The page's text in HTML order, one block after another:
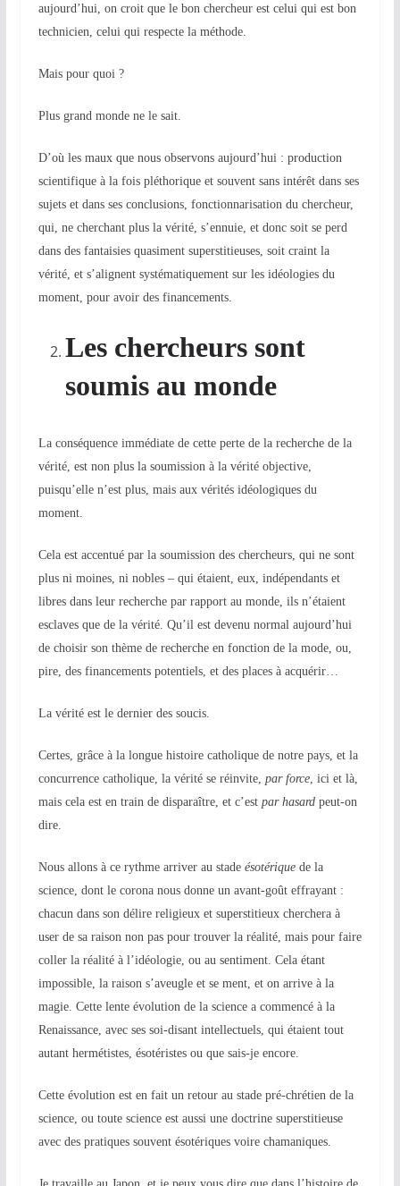
aujourd’hui, on croit que le bon chercheur est celui qui est bon
technicien, celui qui respecte la méthode.
Mais pour quoi ?
Plus grand monde ne le sait.
D’où les maux que nous observons aujourd’hui : production
scientifique à la fois pléthorique et souvent sans intérêt dans ses
sujets et dans ses conclusions, fonctionnarisation du chercheur,
qui, ne cherchant plus la vérité, s’ennuie, et donc soit se perd
dans des fantaisies quasiment superstitieuses, soit craint la
vérité, et s’alignent systématiquement sur les idéologies du
moment, pour avoir des financements.
Les chercheurs sont
soumis au monde
La conséquence immédiate de cette perte de la recherche de la
vérité, est non plus la soumission à la vérité objective,
puisqu’elle n’est plus, mais aux vérités idéologiques du
moment.
Cela est accentué par la soumission des chercheurs, qui ne sont
plus ni moines, ni nobles – qui étaient, eux, indépendants et
libres dans leur recherche par rapport au monde, ils n’étaient
esclaves que de la vérité. Qu’il est devenu normal aujourd’hui
de choisir son thème de recherche en fonction de la mode, ou,
pire, des financements potentiels, et des places à acquérir…
La vérité est le dernier des soucis.
Certes, grâce à la longue histoire catholique de notre pays, et la
concurrence catholique, la vérité se réinvite, par force, ici et là,
mais cela est en train de disparaître, et c’est par hasardpeut-on
dire.
Nous allons à ce rythme arriver au stade ésotériquede la
science, dont le corona nous donne un avant-goût effrayant :
chacun dans son délire religieux et superstitieux cherchera à
user de sa raison non pas pour trouver la réalité, mais pour faire
coller la réalité à l’idéologie, ou au sentiment. Cela étant
impossible, la raison s’aveugle et se ment, et on arrive à la
magie. Cette lente évolution de la science acommencéà la
Renaissance, avec ses soi-disant intellectuels, qui étaient tout
autant hermétistes, ésotéristes ou que sais-je encore.
Cette évolution est en fait un retour au stade pré-chrétien de la
science, ou toute science est aussi une doctrine superstitieuse
avec des pratiques souvent ésotériques voire chamaniques.